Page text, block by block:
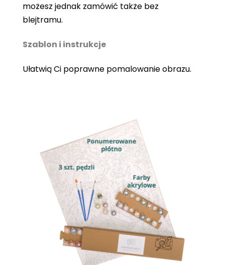
możesz jednak zamówić także bez
blejtramu.
Szablon i instrukcje
Ułatwią Ci poprawne pomalowanie obrazu.